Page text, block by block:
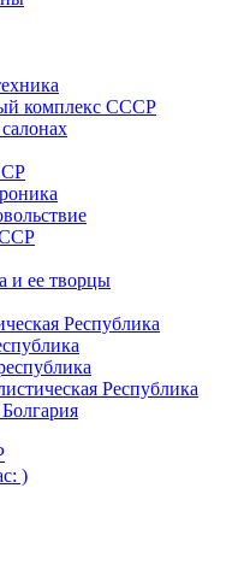
комплекс СССР
и ее творцы
Республика
Республика
)